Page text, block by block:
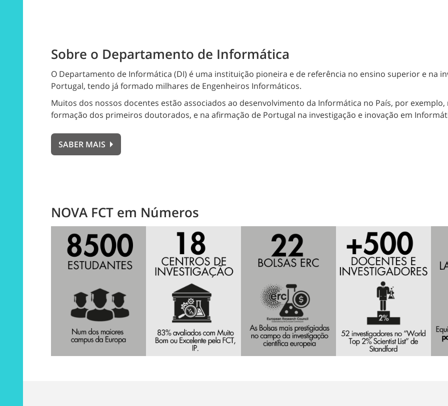
Sobre o Departamento de Informática
O Departamento de Informática (DI) é uma instituição pioneira e de referência no ensino superior e na
Portugal, tendo já formado milhares de Engenheiros Informáticos.
Muitos dos nossos docentes estão associados ao desenvolvimento da Informática no País, por
formação dos primeiros doutorados, e na afirmação de Portugal na investigação e inovação em
SABER MAIS
NOVA FCT em Números